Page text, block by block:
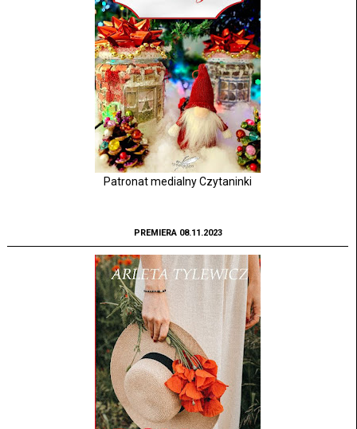
Patronat medialny Czytaninki
PREMIERA 08.11.2023